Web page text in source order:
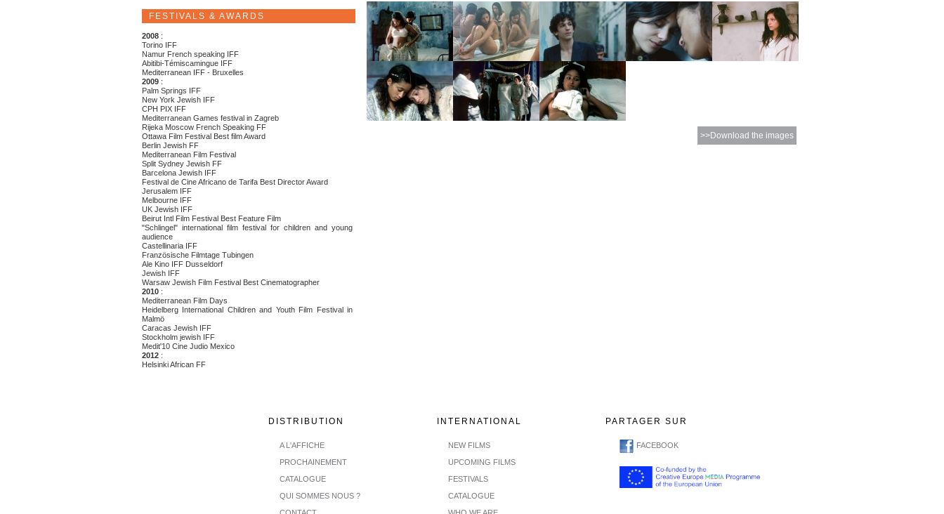
FESTIVALS & AWARDS
2008 :
Torino IFF
Namur French speaking IFF
Abitibi-Témiscamingue IFF
Mediterranean IFF - Bruxelles
2009 :
Palm Springs IFF
New York Jewish IFF
CPH PIX IFF
Mediterranean Games festival in Zagreb
Rijeka Moscow French Speaking FF
Ottawa Film Festival Best film Award
Berlin Jewish FF
Mediterranean Film Festival
Split Sydney Jewish FF
Barcelona Jewish IFF
Festival de Cine Africano de Tarifa Best Director Award
Jerusalem IFF
Melbourne IFF
UK Jewish IFF
Beirut Intl Film Festival Best Feature Film
"Schlingel" international film festival for children and young
audience
Castellinaria IFF
Französische Filmtage Tubingen
Ale Kino IFF Dusseldorf
Jewish IFF
Warsaw Jewish Film Festival Best Cinematographer
2010 :
Mediterranean Film Days
Heidelberg International Children and Youth Film Festival in
Malmö
Caracas Jewish IFF
Stockholm jewish IFF
Medit'10 Cine Judio Mexico
2012 :
Helsinki African FF
>>Download the images
DISTRIBUTION
A L'AFFICHE
PROCHAINEMENT
CATALOGUE
QUI SOMMES NOUS ?
INTERNATIONAL
NEW FILMS
UPCOMING FILMS
FESTIVALS
CATALOGUE
PARTAGER SUR
FACEBOOK